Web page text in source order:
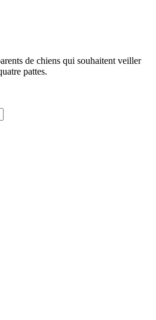
de chiens qui souhaitent veiller
pattes.